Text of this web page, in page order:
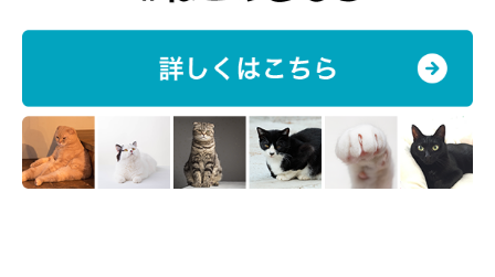
2026年6月時点の情報であり、現在と異なる場合があります。